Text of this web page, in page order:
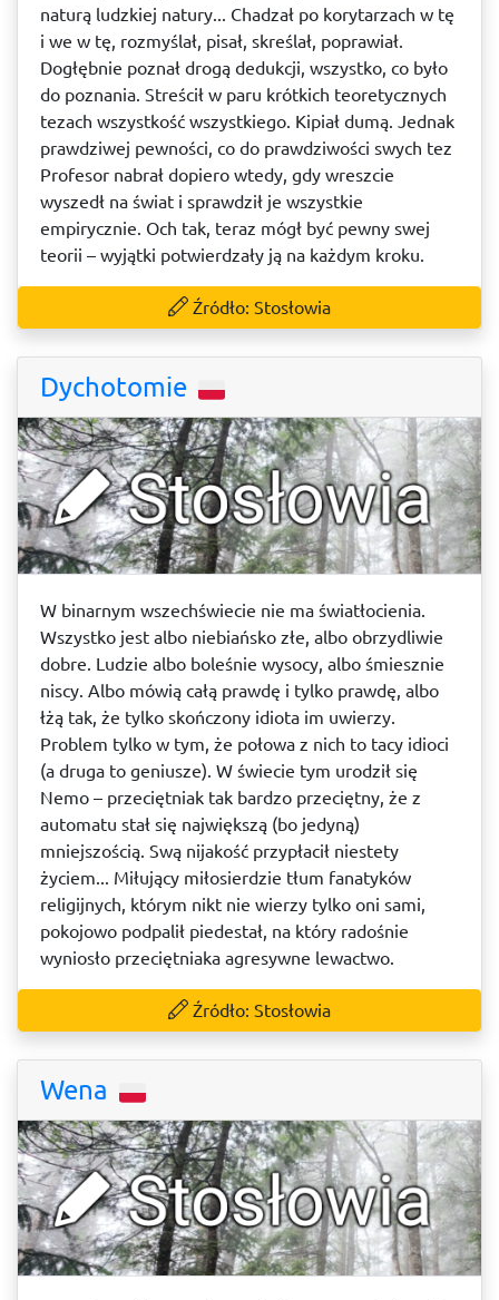
naturą ludzkiej natury... Chadzał po korytarzach w tę
i we w tę, rozmyślał, pisał, skreślał, poprawiał.
Dogłębnie poznał drogą dedukcji, wszystko, co było
do poznania. Streścił w paru krótkich teoretycznych
tezach wszystkość wszystkiego. Kipiał dumą. Jednak
prawdziwej pewności, co do prawdziwości swych tez
Profesor nabrał dopiero wtedy, gdy wreszcie
wyszedł na świat i sprawdził je wszystkie
empirycznie. Och tak, teraz mógł być pewny swej
teorii – wyjątki potwierdzały ją na każdym kroku.
Źródło: Stosłowia
Dychotomie
W binarnym wszechświecie nie ma światłocienia.
Wszystko jest albo niebiańsko złe, albo obrzydliwie
dobre. Ludzie albo boleśnie wysocy, albo śmiesznie
niscy. Albo mówią całą prawdę i tylko prawdę, albo
łżą tak, że tylko skończony idiota im uwierzy.
Problem tylko w tym, że połowa z nich to tacy idioci
(a druga to geniusze). W świecie tym urodził się
Nemo – przeciętniak tak bardzo przeciętny, że z
automatu stał się największą (bo jedyną)
mniejszością. Swą nijakość przypłacił niestety
życiem... Miłujący miłosierdzie tłum fanatyków
religijnych, którym nikt nie wierzy tylko oni sami,
pokojowo podpalił piedestał, na który radośnie
wyniosło przeciętniaka agresywne lewactwo.
Źródło: Stosłowia
Wena